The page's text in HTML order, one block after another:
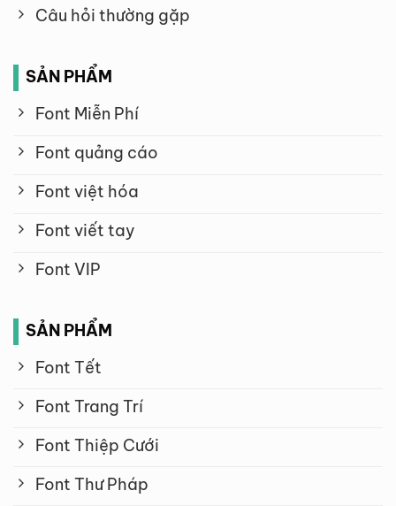
Câu hỏi thường gặp
SẢN PHẨM
Font Miễn Phí
Font quảng cáo
Font việt hóa
Font viết tay
Font VIP
SẢN PHẨM
Font Tết
Font Trang Trí
Font Thiệp Cưới
Font Thư Pháp